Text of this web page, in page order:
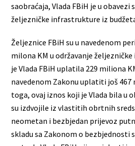
saobraćaja, Vlada FBiH je u
željezničke infrastrukture iz
Željeznice FBiH su u navedenom
milona KM u održavanje
je Vlada FBiH uplatila 229 miliona
navedenom Zakonu uplatiti još 467
toga, ovaj iznos koji je Vlada bila u
su izdvojile iz vlastitih obrtnih
neometan i bezbjedan prijevoz
skladu sa Zakonom o bezbjednosti